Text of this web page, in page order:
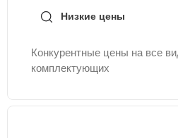
Низкие цены
Конкурентные цены на все
комплектующих